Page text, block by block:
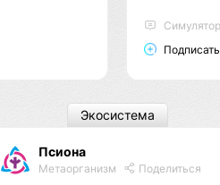
Псиона
Метаорганизм
Поделиться
Экосистема